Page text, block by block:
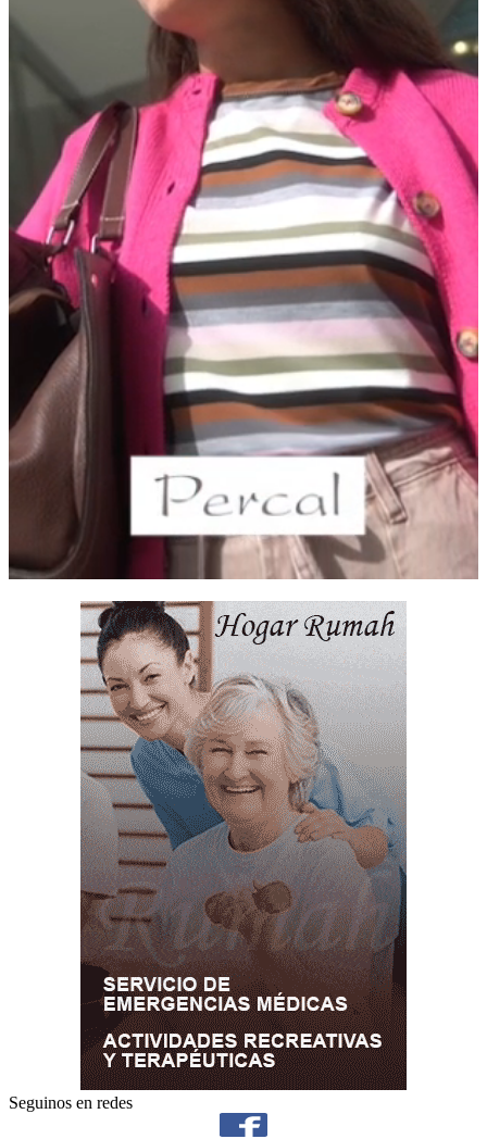
Seguinos en redes